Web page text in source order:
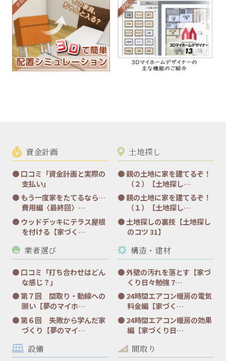
資金計画
口コミ「資金計画と実際の
支払い」
もう一度家をたてるなら…
費用編〈最終回〉…
ウッドデッキにテラス屋根
を付ける【家づく…
土地探し
親の土地に家を建てるぞ！
（２）【土地探し…
親の土地に家を建てるぞ！
（１）【土地探し…
土地探しの裏技【土地探し
のコツ 31】
業者選び
口コミ「打ち合わせはどん
な感じ？」
第７回 間取り・動線への
願い【夢のマイホ…
第６回 失敗から学んだ家
づくり【夢のマイ…
構造・建材
外壁の汚れを落とす【家づ
くり日々勉強 7…
24時間エアコン暖房の電気
料金編【家づく…
24時間エアコン暖房の効果
編【家づくり日…
設備 間取り